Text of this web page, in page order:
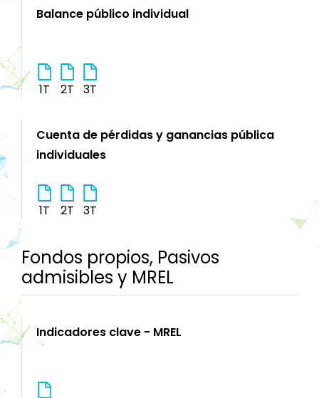
Balance público individual
1T 2T 3T
Cuenta de pérdidas y ganancias pública
individuales
1T 2T 3T
Fondos propios, Pasivos
admisibles y MREL
Indicadores clave - MREL